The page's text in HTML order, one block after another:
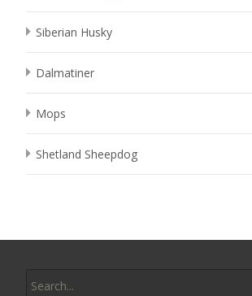
Siberian Husky
Dalmatiner
Mops
Shetland Sheepdog
for: